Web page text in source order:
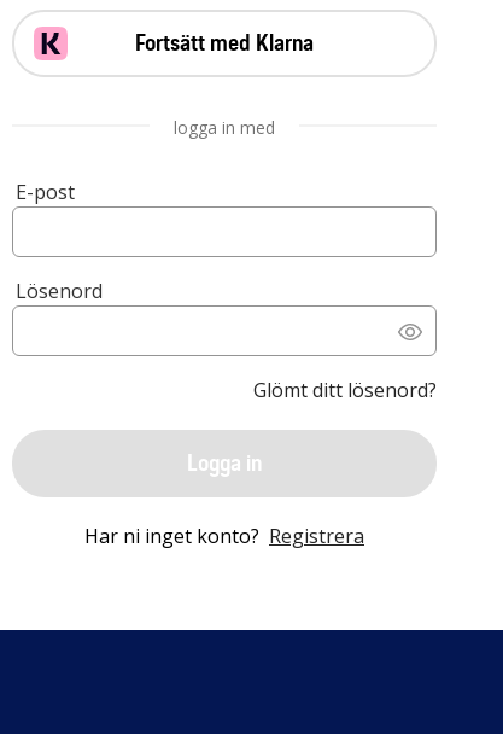
Fortsätt med Klarna
logga in med
E-post
Lösenord
Glömt ditt lösenord?
Logga in
Har ni inget konto? Registrera